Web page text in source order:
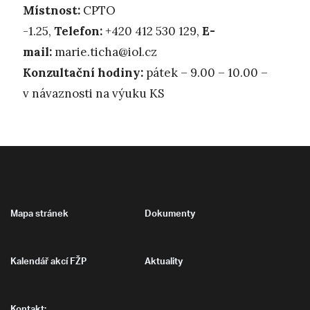
Místnost: CPTO
-1.25, Telefon:+420 412 530 129, E-
mail:marie.ticha@iol.cz
Konzultační hodiny: pátek – 9.00 – 10.00 –
v návaznosti na výuku KS
Mapa stránek Dokumenty
Kalendář akcí FŽP Aktuality